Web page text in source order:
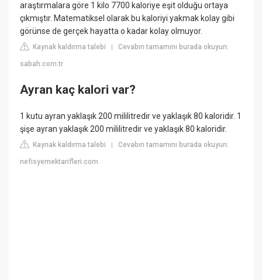
araştırmalara göre 1 kilo 7700 kaloriye eşit olduğu ortaya
çıkmıştır. Matematiksel olarak bu kaloriyi yakmak kolay gibi
görünse de gerçek hayatta o kadar kolay olmuyor.
Kaynak kaldırma talebi |Cevabın tamamını burada okuyun:
sabah.com.tr
Ayran kaç kalori var?
1 kutu ayran yaklaşık 200 mililitredir ve yaklaşık 80 kaloridir. 1
şişe ayran yaklaşık 200 mililitredir ve yaklaşık 80 kaloridir.
Kaynak kaldırma talebi |Cevabın tamamını burada okuyun:
nefisyemektarifleri.com